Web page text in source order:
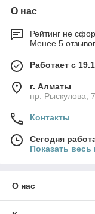
О нас
Рейтинг не
Менее 5
Работает с
г. Алматы
пр. Рыскулова,
Контакты
Сегодня
Показать
О нас